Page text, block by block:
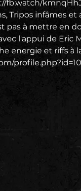
fb.watch/
Tripos infâmes
pas à mettre en
l'appui de Eric
energie et riffs à